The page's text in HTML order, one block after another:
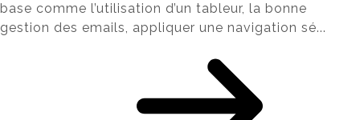
base comme l’utilisation d’un tableur, la bonne
gestion des emails, appliquer une navigation sé...